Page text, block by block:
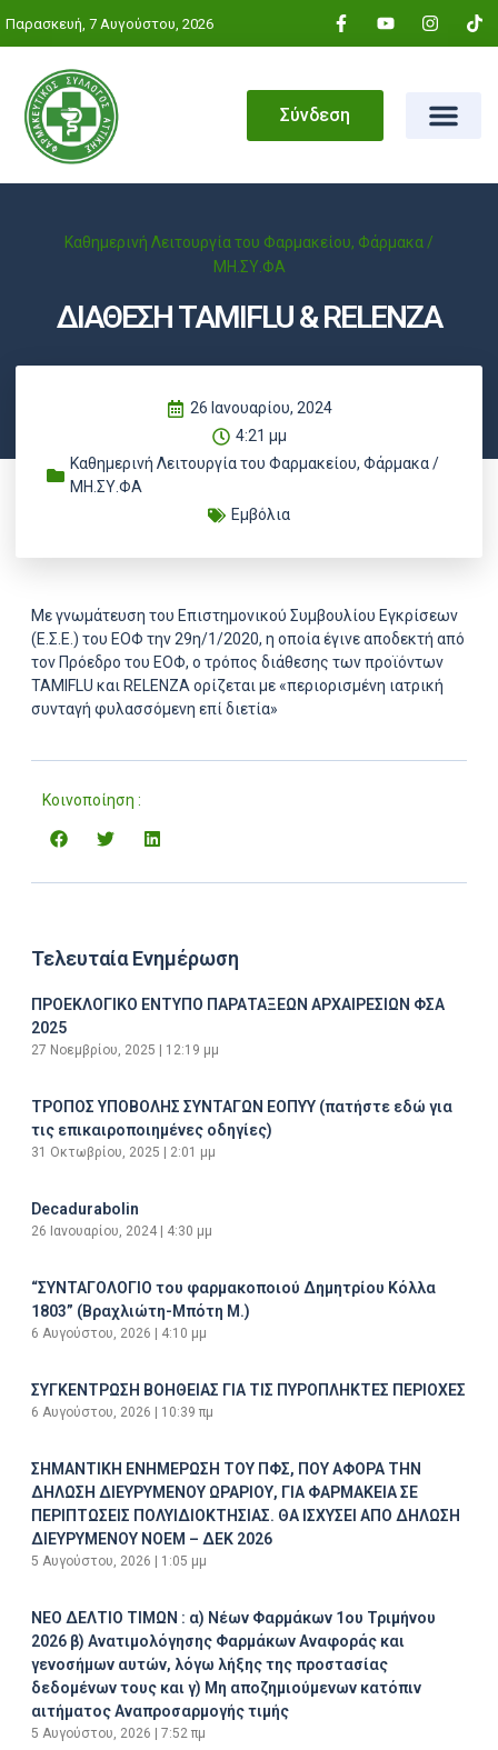
Παρασκευή, 7 Αυγούστου, 2026
Σύνδεση
Καθημερινή Λειτουργία του Φαρμακείου, Φάρμακα /
ΜΗ.ΣΥ.ΦΑ
ΔΙΑΘΕΣΗ TAMIFLU & RELENZA
26 Ιανουαρίου, 2024
4:21 μμ
Καθημερινή Λειτουργία του Φαρμακείου, Φάρμακα /
ΜΗ.ΣΥ.ΦΑ
Εμβόλια
Με γνωμάτευση του Επιστημονικού Συμβουλίου Εγκρίσεων
(Ε.Σ.Ε.) του ΕΟΦ την 29η/1/2020, η οποία έγινε αποδεκτή από
τον Πρόεδρο του ΕΟΦ, ο τρόπος διάθεσης των προϊόντων
TAMIFLU και RELENZA ορίζεται με «περιορισμένη ιατρική
συνταγή φυλασσόμενη επί διετία»
Κοινοποίηση :
Τελευταία Ενημέρωση
ΠΡΟΕΚΛΟΓΙΚΟ ΕΝΤΥΠΟ ΠΑΡΑΤΑΞΕΩΝ ΑΡΧΑΙΡΕΣΙΩΝ ΦΣΑ
2025
27 Νοεμβρίου, 2025 12:19 μμ
ΤΡΟΠΟΣ ΥΠΟΒΟΛΗΣ ΣΥΝΤΑΓΩΝ ΕΟΠΥΥ (πατήστε εδώ για
τις επικαιροποιημένες οδηγίες)
31 Οκτωβρίου, 2025 2:01 μμ
Decadurabolin
26 Ιανουαρίου, 2024 4:30 μμ
“ΣΥΝΤΑΓΟΛΟΓΙΟ του φαρμακοποιού Δημητρίου Κόλλα
1803” (Βραχλιώτη-Μπότη Μ.)
6 Αυγούστου, 2026 4:10 μμ
ΣΥΓΚΕΝΤΡΩΣΗ ΒΟΗΘΕΙΑΣ ΓΙΑ ΤΙΣ ΠΥΡΟΠΛΗΚΤΕΣ ΠΕΡΙΟΧΕΣ
6 Αυγούστου, 2026 10:39 πμ
ΣΗΜΑΝΤΙΚΗ ΕΝΗΜΕΡΩΣΗ ΤΟΥ ΠΦΣ, ΠΟΥ ΑΦΟΡΑ ΤΗΝ
ΔΗΛΩΣΗ ΔΙΕΥΡΥΜΕΝΟΥ ΩΡΑΡΙΟΥ, ΓΙΑ ΦΑΡΜΑΚΕΙΑ ΣΕ
ΠΕΡΙΠΤΩΣΕΙΣ ΠΟΛΥΙΔΙΟΚΤΗΣΙΑΣ. ΘΑ ΙΣΧΥΣΕΙ ΑΠΟ ΔΗΛΩΣΗ
ΔΙΕΥΡΥΜΕΝΟΥ ΝΟΕΜ – ΔΕΚ 2026
5 Αυγούστου, 2026 1:05 μμ
ΝΕΟ ΔΕΛΤΙΟ ΤΙΜΩΝ : α) Νέων Φαρμάκων 1ου Τριμήνου
2026 β) Ανατιμολόγησης Φαρμάκων Αναφοράς και
γενοσήμων αυτών, λόγω λήξης της προστασίας
δεδομένων τους και γ) Μη αποζημιούμενων κατόπιν
αιτήματος Αναπροσαρμογής τιμής
5 Αυγούστου, 2026 7:52 πμ